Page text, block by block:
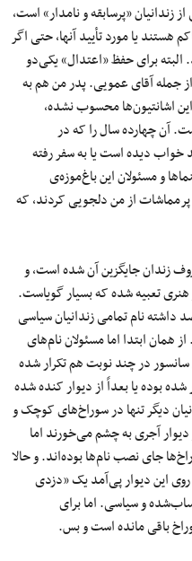
زندانیان «پرسابقه و نامدار» است،
یا مورد تأیید آنها، حتی اگر
برای حفظ «اعتدال» یکی‌دو
جمله آقای عمویی. پدر من هم به
اشانتیون‌ها محسوب نشده،
آن چهارده سال را که در
خواب دیده است یا به سفر رفته
و مسئولان این باغ‌موزه‌ی
از من دلجویی کردند، که
زندان جایگزین آن شده است، و
هنری تعبیه شده که بسیار گویاست.
داشته نام تمامی زندانیان سیاسی
همان ابتدا اما مسئولان نام‌های
در چند نوبت هم تکرار شده
بوده یا بعداً از دیوار کنده شده
دیگر تنها در سوراخ‌های کوچک و
آجری به چشم می‌خورند اما
جای نصب نام‌ها بوده‌اند. و حالا
این دیوار پی‌آمد یک «دزدی
و سیاسی. اما برای
باقی مانده است و بس.